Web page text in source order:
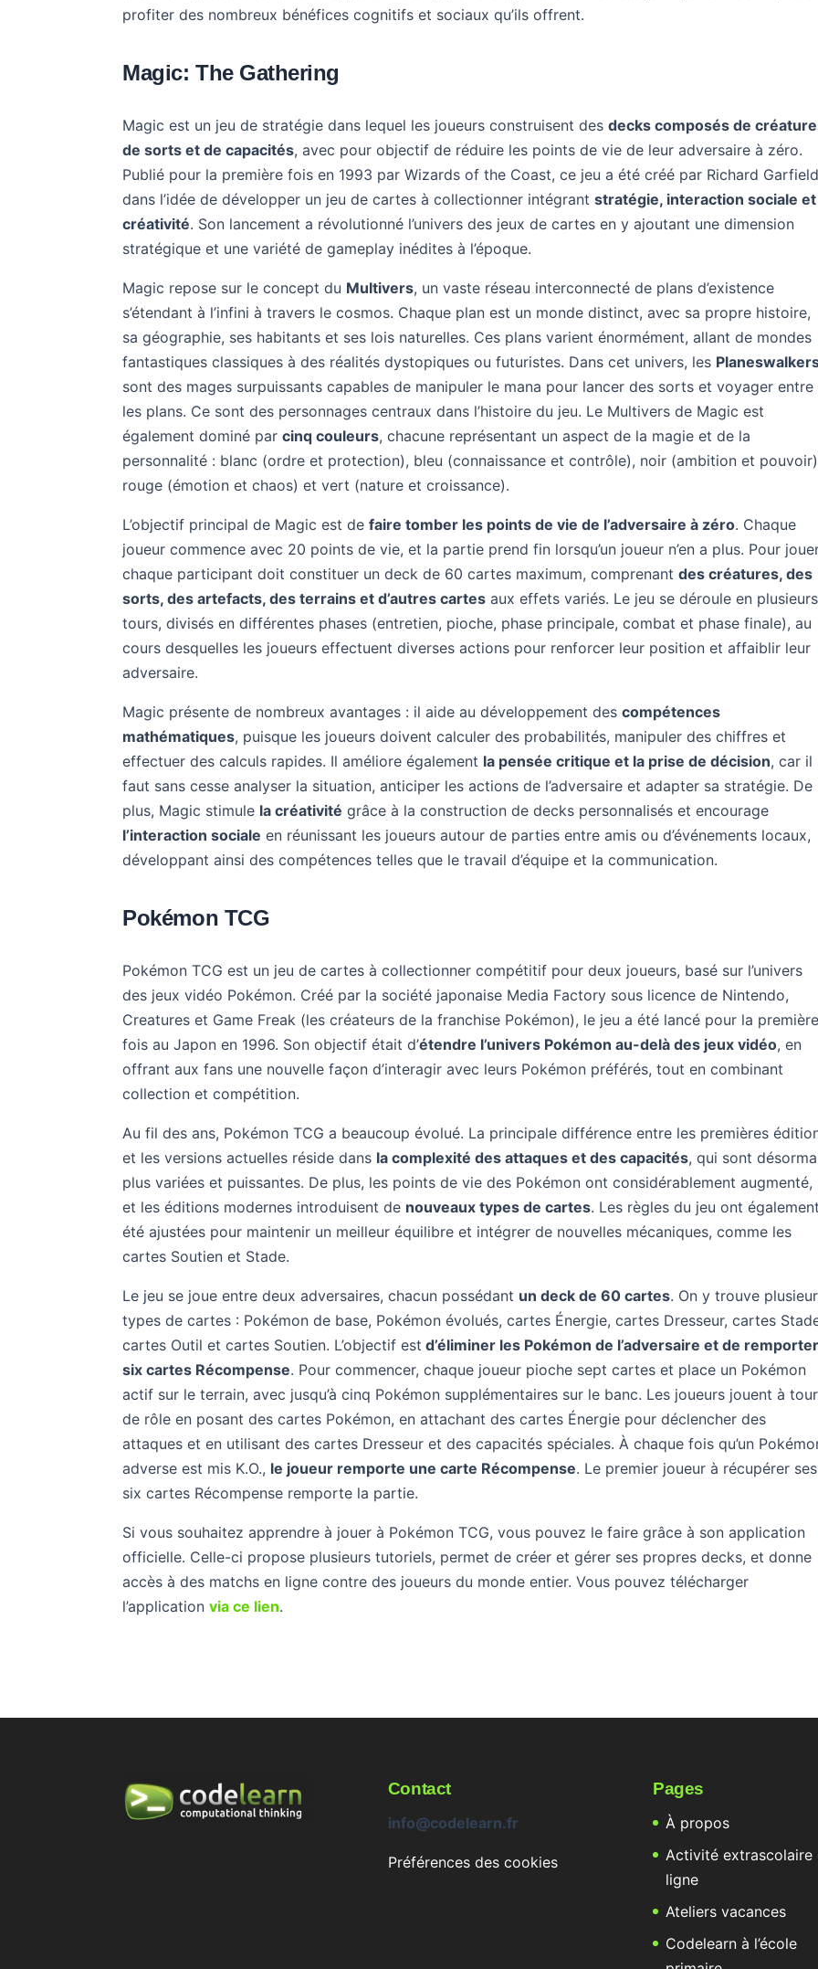
profiter des nombreux bénéfices cognitifs et sociaux qu’ils offrent.
Magic: The Gathering
Magic est un jeu de stratégie dans lequel les joueurs construisent desdecks composés de
de sorts et de capacités, avec pour objectif de réduire les points de vie de leur adversaire à zéro.
Publié pour la première fois en 1993 par Wizards of the Coast, ce jeu a été créé par Richard
dans l’idée de développer un jeu de cartes à collectionner intégrantstratégie, interaction sociale et
créativité. Son lancement a révolutionné l’univers des jeux de cartes en y ajoutant une dimension
stratégique et une variété de gameplay inédites à l’époque.
Magic repose sur le concept du Multivers, un vaste réseau interconnecté de plans d’existence
s’étendant à l’infini à travers le cosmos. Chaque plan est un monde distinct, avec sa propre histoire,
sa géographie, ses habitants et ses lois naturelles. Ces plans varient énormément, allant de mondes
fantastiques classiques à des réalités dystopiques ou futuristes. Dans cet univers, les
sont des mages surpuissants capables de manipuler le mana pour lancer des sorts et voyager entre
les plans. Ce sont des personnages centraux dans l’histoire du jeu. Le Multivers de Magic est
également dominé parcinq couleurs, chacune représentant un aspect de la magie et de la
personnalité : blanc (ordre et protection), bleu (connaissance et contrôle), noir (ambition et
rouge (émotion et chaos) et vert (nature et croissance).
L’objectif principal de Magic est defaire tomber les points de vie de l’adversaire à zéro. Chaque
joueur commence avec 20 points de vie, et la partie prend fin lorsqu’un joueur n’en a plus. Pour
chaque participant doit constituer un deck de 60 cartes maximum, comprenantdes créatures, des
sorts, des artefacts, des terrains et d’autres cartes aux effets variés. Le jeu se déroule en plusieurs
tours, divisés en différentes phases (entretien, pioche, phase principale, combat et phase finale), au
cours desquelles les joueurs effectuent diverses actions pour renforcer leur position et affaiblir leur
adversaire.
Magic présente de nombreux avantages : il aide au développement descompétences
mathématiques, puisque les joueurs doivent calculer des probabilités, manipuler des chiffres et
effectuer des calculs rapides. Il améliore également la pensée critique et la prise de décision, car il
faut sans cesse analyser la situation, anticiper les actions de l’adversaire et adapter sa stratégie. De
plus, Magic stimule la créativité grâce à la construction de decks personnalisés et encourage
l’interaction sociale en réunissant les joueurs autour de parties entre amis ou d’événements locaux,
développant ainsi des compétences telles que le travail d’équipe et la communication.
Pokémon TCG
Pokémon TCG est un jeu de cartes à collectionner compétitif pour deux joueurs, basé sur l’univers
des jeux vidéo Pokémon. Créé par la société japonaise Media Factory sous licence de Nintendo,
Creatures et Game Freak (les créateurs de la franchise Pokémon), le jeu a été lancé pour la
fois au Japon en 1996. Son objectif était d’étendre l’univers Pokémon au-delà des jeux vidéo, en
offrant aux fans une nouvelle façon d’interagir avec leurs Pokémon préférés, tout en combinant
collection et compétition.
Au fil des ans, Pokémon TCG a beaucoup évolué. La principale différence entre les premières
et les versions actuelles réside dans la complexité des attaques et des capacités, qui sont
plus variées et puissantes. De plus, les points de vie des Pokémon ont considérablement augmenté,
et les éditions modernes introduisent de nouveaux types de cartes. Les règles du jeu ont
été ajustées pour maintenir un meilleur équilibre et intégrer de nouvelles mécaniques, comme les
cartes Soutien et Stade.
Le jeu se joue entre deux adversaires, chacun possédant un deck de 60 cartes. On y trouve
types de cartes : Pokémon de base, Pokémon évolués, cartes Énergie, cartes Dresseur, cartes
cartes Outil et cartes Soutien. L’objectif est d’éliminer les Pokémon de l’adversaire et de
six cartes Récompense. Pour commencer, chaque joueur pioche sept cartes et place un Pokémon
actif sur le terrain, avec jusqu’à cinq Pokémon supplémentaires sur le banc. Les joueurs jouent à tour
de rôle en posant des cartes Pokémon, en attachant des cartes Énergie pour déclencher des
attaques et en utilisant des cartes Dresseur et des capacités spéciales. À chaque fois qu’un
adverse est mis K.O., le joueur remporte une carte Récompense. Le premier joueur à récupérer ses
six cartes Récompense remporte la partie.
Si vous souhaitez apprendre à jouer à Pokémon TCG, vous pouvez le faire grâce à son application
officielle. Celle-ci propose plusieurs tutoriels, permet de créer et gérer ses propres decks, et donne
accès à des matchs en ligne contre des joueurs du monde entier. Vous pouvez télécharger
l’applicationvia ce lien.
Contact
info@codelearn.fr
Préférences des cookies
Pages
À propos
Activité extrascolaire
ligne
Ateliers vacances
Codelearn à l’école